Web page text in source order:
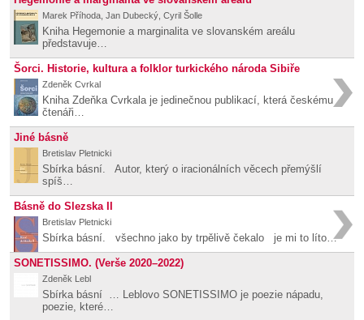
Marek Příhoda, Jan Dubecký, Cyril Šolle
Kniha Hegemonie a marginalita ve slovanském areálu
představuje…
Šorci. Historie, kultura a folklor turkického národa Sibiře
Zdeněk Cvrkal
Kniha Zdeňka Cvrkala je jedinečnou publikací, která českému
čtenáři…
Jiné básně
Bretislav Pletnicki
Sbírka básní. Autor, který o iracionálních věcech přemýšlí
spíš…
Básně do Slezska II
Bretislav Pletnicki
Sbírka básní. všechno jako by trpělivě čekalo je mi to líto…
SONETISSIMO. (Verše 2020–2022)
Zdeněk Lebl
Sbírka básní … Leblovo SONETISSIMO je poezie nápadu,
poezie, které…